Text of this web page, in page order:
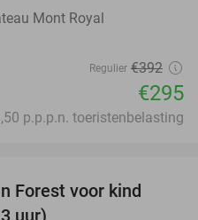
Mont Royal
Regulier €392
€295
p.p.p.n. toeristenbelasting
Forest voor kind
uur)